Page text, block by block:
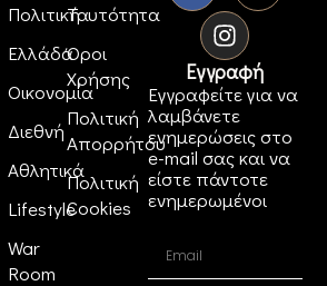
Πολιτική
Ελλάδα
Οικονομία
Διεθνή
Αθλητικά
Lifestyle
War
Room
Ταυτότητα
Όροι
Χρήσης
Πολιτική
Απορρήτου
Πολιτική
Cookies
Εγγραφή
Εγγραφείτε για να
λαμβάνετε
ενημερώσεις στο
e-mail σας και να
είστε πάντοτε
ενημερωμένοι